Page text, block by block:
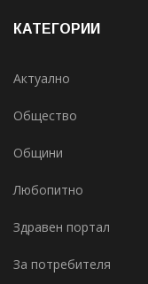
КАТЕГОРИИ
Актуално
Общество
Общини
Любопитно
Здравен портал
За потребителя